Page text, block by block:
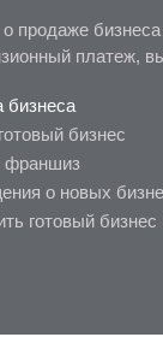
платеж,
бизнеса
бизнес
франшиз
о новых
готовый бизнес